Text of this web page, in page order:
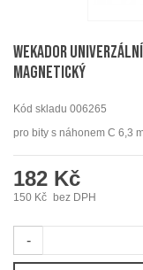
WEKADOR
magnetický
Kód skladu 006265
pro bity s náhonem C 6,3
182 Kč
150 Kč bez DPH
-